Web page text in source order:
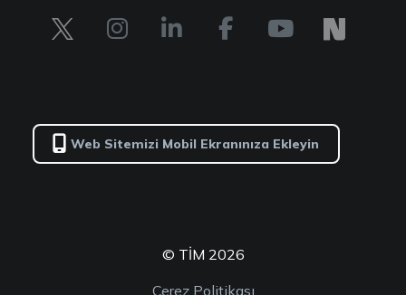
Web Sitemizi Mobil Ekranınıza Ekleyin
© TİM 2026
Çerez Politikası